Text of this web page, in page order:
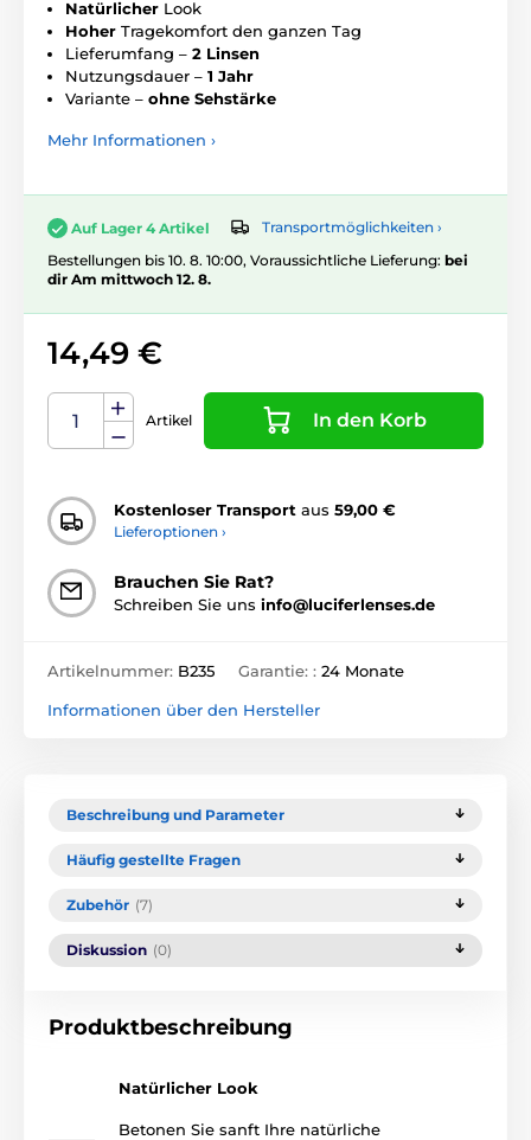
Natürlicher Look
Hoher Tragekomfort den ganzen Tag
Lieferumfang – 2 Linsen
Nutzungsdauer – 1 Jahr
Variante – ohne Sehstärke
Mehr Informationen ›
Auf Lager 4 Artikel
Transportmöglichkeiten ›
Bestellungen bis 10. 8. 10:00, Voraussichtliche Lieferung: bei
dir Am mittwoch 12. 8.
14,49 €
Artikel In den Korb
Kostenloser Transport aus 59,00 €
Lieferoptionen ›
Brauchen Sie Rat?
Schreiben Sie uns info@luciferlenses.de
Artikelnummer: B235 Garantie: : 24 Monate
Informationen über den Hersteller
Beschreibung und Parameter
Häufig gestellte Fragen
Zubehör (7)
Diskussion (0)
Produktbeschreibung
Natürlicher Look
Betonen Sie sanft Ihre natürliche